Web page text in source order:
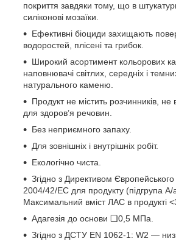
покриття завдяки тому, що в
силіконові мозаїки.
Ефективні біоциди захищають
водоростей, плісені та грибок.
Широкий асортимент кольорових
наповнювачі світлих, середніх і
натурального каменю.
Продукт не містить розчинників, не
для здоров’я речовин.
Без неприємного запаху.
Для зовнішніх і внутрішніх робіт.
Екологічно чиста.
Згідно з Директивом
2004/42/EC для продукту (підгрупа
Максимальний вміст ЛАС в продукті
Адагезія до основи ❑0,5 МПа.
Згідно з ДСТУ EN 1062-1: W2 —